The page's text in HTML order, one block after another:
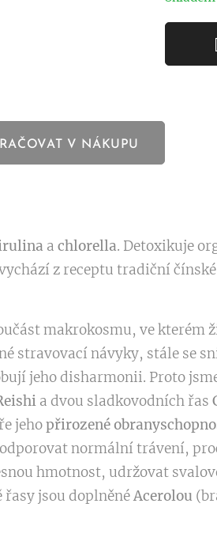
V NÁKUPU
a chlorella. Detoxikuje
z receptu tradiční
makrokosmu, ve kterém
stravovací návyky, stále se
jeho disharmonii. Proto
a dvou sladkovodních řas
jehopřirozené
normální trávení,
hmotnost, udržovat
řasy jsou doplněnéAcerolou